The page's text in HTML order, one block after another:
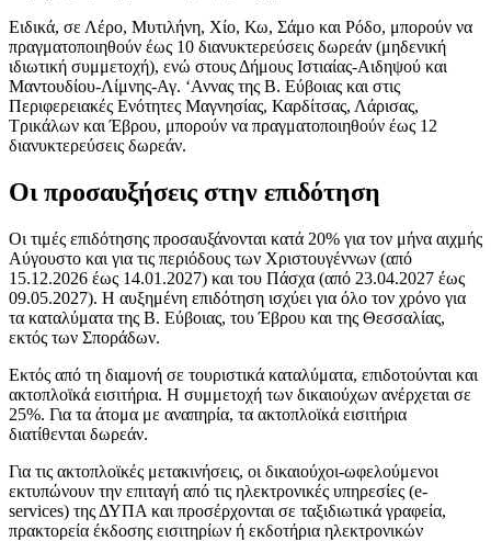
Ειδικά, σε Λέρο, Μυτιλήνη, Χίο, Κω, Σάμο και Ρόδο, μπορούν να
πραγματοποιηθούν έως 10 διανυκτερεύσεις δωρεάν (μηδενική
ιδιωτική συμμετοχή), ενώ στους Δήμους Ιστιαίας-Αιδηψού και
Μαντουδίου-Λίμνης-Αγ. ‘Αννας της Β. Εύβοιας και στις
Περιφερειακές Ενότητες Μαγνησίας, Καρδίτσας, Λάρισας,
Τρικάλων και Έβρου, μπορούν να πραγματοποιηθούν έως 12
διανυκτερεύσεις δωρεάν.
Οι προσαυξήσεις στην επιδότηση
Οι τιμές επιδότησης προσαυξάνονται κατά 20% για τον μήνα αιχμής
Αύγουστο και για τις περιόδους των Χριστουγέννων (από
15.12.2026 έως 14.01.2027) και του Πάσχα (από 23.04.2027 έως
09.05.2027). Η αυξημένη επιδότηση ισχύει για όλο τον χρόνο για
τα καταλύματα της Β. Εύβοιας, του Έβρου και της Θεσσαλίας,
εκτός των Σποράδων.
Εκτός από τη διαμονή σε τουριστικά καταλύματα, επιδοτούνται και
ακτοπλοϊκά εισιτήρια. Η συμμετοχή των δικαιούχων ανέρχεται σε
25%. Για τα άτομα με αναπηρία, τα ακτοπλοϊκά εισιτήρια
διατίθενται δωρεάν.
Για τις ακτοπλοϊκές μετακινήσεις, οι δικαιούχοι-ωφελούμενοι
εκτυπώνουν την επιταγή από τις ηλεκτρονικές υπηρεσίες (e-
services) της ΔΥΠΑ και προσέρχονται σε ταξιδιωτικά γραφεία,
πρακτορεία έκδοσης εισιτηρίων ή εκδοτήρια ηλεκτρονικών